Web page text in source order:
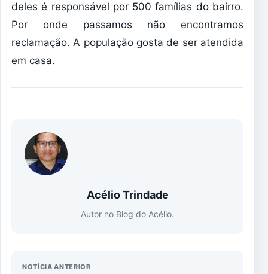
deles é responsável por 500 famílias do bairro.
Por onde passamos não encontramos
reclamação. A população gosta de ser atendida
em casa.
Acélio Trindade
Autor no Blog do Acélio.
NOTÍCIA ANTERIOR